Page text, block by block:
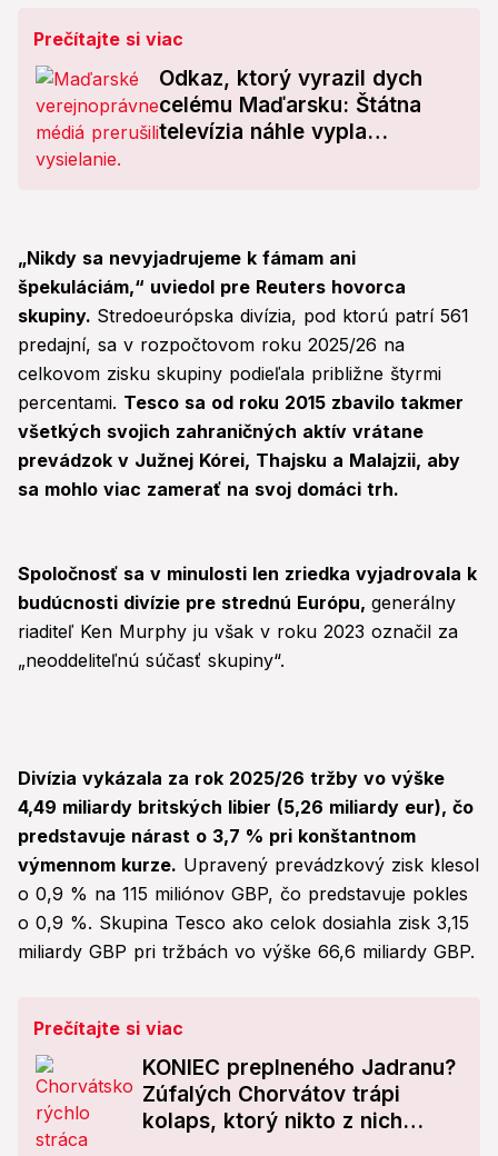
Prečítajte si viac
Odkaz, ktorý vyrazil dych
celému Maďarsku: Štátna
televízia náhle vypla
„Nikdy sa nevyjadrujeme k fámam ani
špekuláciám,“ uviedol pre Reuters hovorca
skupiny. Stredoeurópska divízia, pod ktorú patrí 561
predajní, sa v rozpočtovom roku 2025/26 na
celkovom zisku skupiny podieľala približne štyrmi
percentami. Tesco sa od roku 2015 zbavilo takmer
všetkých svojich zahraničných aktív vrátane
prevádzok v Južnej Kórei, Thajsku a Malajzii, aby
sa mohlo viac zamerať na svoj domáci trh.
Spoločnosť sa v minulosti len zriedka vyjadrovala k
budúcnosti divízie pre strednú Európu, generálny
riaditeľ Ken Murphy ju však v roku 2023 označil za
„neoddeliteľnú súčasť skupiny“.
Divízia vykázala za rok 2025/26 tržby vo výške
4,49 miliardy britských libier (5,26 miliardy eur), čo
predstavuje nárast o 3,7 % pri konštantnom
výmennom kurze. Upravený prevádzkový zisk klesol
o 0,9 % na 115 miliónov GBP, čo predstavuje pokles
o 0,9 %. Skupina Tesco ako celok dosiahla zisk 3,15
miliardy GBP pri tržbách vo výške 66,6 miliardy GBP.
Prečítajte si viac
KONIEC preplneného Jadranu?
Zúfalých Chorvátov trápi
kolaps, ktorý nikto z nich